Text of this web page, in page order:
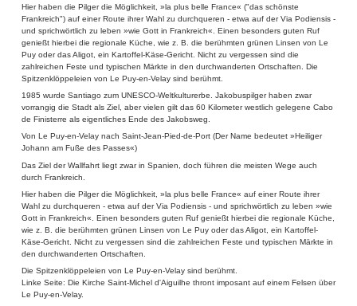
Hier haben die Pilger die Möglichkeit, »la plus belle France« ("das schönste
Frankreich") auf einer Route ihrer Wahl zu durchqueren - etwa auf der Via Podiensis -
und sprichwörtlich zu leben »wie Gott in Frankreich«. Einen besonders guten Ruf
genießt hierbei die regionale Küche, wie z. B. die berühmten grünen Linsen von Le
Puy oder das Aligot, ein Kartoffel-Käse-Gericht. Nicht zu vergessen sind die
zahlreichen Feste und typischen Märkte in den durchwanderten Ortschaften. Die
Spitzenklöppeleien von Le Puy-en-Velay sind berühmt.
1985 wurde Santiago zum UNESCO-Weltkulturerbe. Jakobuspilger haben zwar
vorrangig die Stadt als Ziel, aber vielen gilt das 60 Kilometer westlich gelegene Cabo
de Finisterre als eigentliches Ende des Jakobsweg.
Von Le Puy-en-Velay nach Saint-Jean-Pied-de-Port (Der Name bedeutet »Heiliger
Johann am Fuße des Passes«)
Das Ziel der Wallfahrt liegt zwar in Spanien, doch führen die meisten Wege auch
durch Frankreich.
Hier haben die Pilger die Möglichkeit, »la plus belle France« auf einer Route ihrer
Wahl zu durchqueren - etwa auf der Via Podiensis - und sprichwörtlich zu leben »wie
Gott in Frankreich«. Einen besonders guten Ruf genießt hierbei die regionale Küche,
wie z. B. die berühmten grünen Linsen von Le Puy oder das Aligot, ein Kartoffel-
Käse-Gericht. Nicht zu vergessen sind die zahlreichen Feste und typischen Märkte in
den durchwanderten Ortschaften.
Die Spitzenklöppeleien von Le Puy-en-Velay sind berühmt.
Linke Seite: Die Kirche Saint-Michel d'Aiguilhe thront imposant auf einem Felsen über
Le Puy-en-Velay.